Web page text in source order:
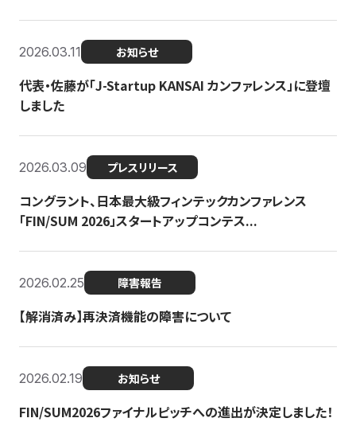
2026.03.11 お知らせ
代表・佐藤が「J-Startup KANSAI カンファレンス」に登壇
しました
2026.03.09 プレスリリース
コングラント、日本最大級フィンテックカンファレンス
「FIN/SUM 2026」スタートアップコンテス...
2026.02.25 障害報告
【解消済み】再決済機能の障害について
2026.02.19 お知らせ
FIN/SUM2026ファイナルピッチへの進出が決定しました！